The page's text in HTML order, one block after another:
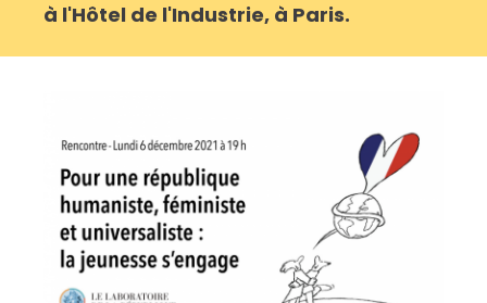
à l'Hôtel de l'Industrie, à Paris.